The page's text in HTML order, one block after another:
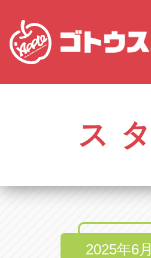
愛知県春日井
アップル春日
愛知県瀬戸市
ス
2025年6